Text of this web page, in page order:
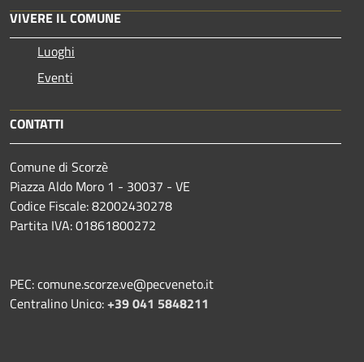
VIVERE IL COMUNE
Luoghi
Eventi
CONTATTI
Comune di Scorzè
Piazza Aldo Moro 1 - 30037 - VE
Codice Fiscale: 82002430278
Partita IVA: 01861800272
PEC: comune.scorze.ve@pecveneto.it
Centralino Unico:+39 041 5848211